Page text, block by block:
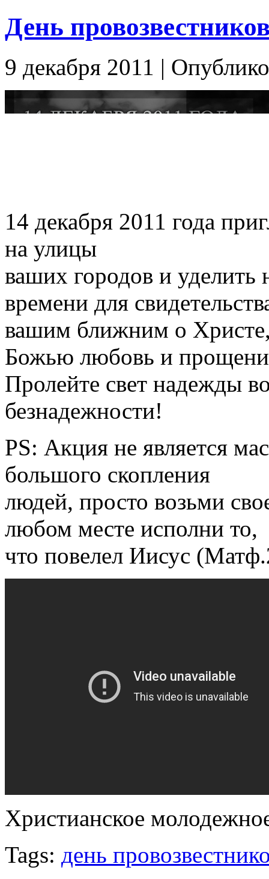
День
9 декабря 2011 |
14 декабря 2011 года
на улицы
ваших городов и уделить
времени для
вашим ближним о
Божью любовь и
Пролейте свет надежды
безнадежности!
PS: Акция не является
большого скопления
людей, просто возьми
любом месте исполни то,
что повелел Иисус
Христианское
Tags: день